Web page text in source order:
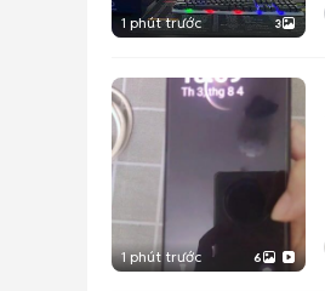
1 phút trước 3
1 phút trước 6